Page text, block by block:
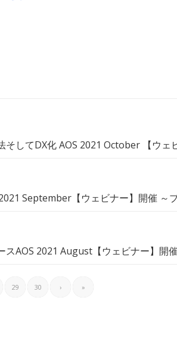
そしてDX化 AOS 2021 October 【ウ
September【ウェビナー】開催 ～
スAOS 2021 August【ウェビナー】開
29 30 › »